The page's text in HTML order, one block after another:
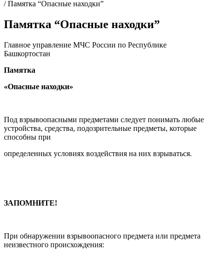
/Памятка “Опасные находки”
Памятка “Опасные находки”
Главное управление МЧС России по Республике
Башкортостан
Памятка
«Опасные находки»
Под взрывоопасными предметами следует понимать любые
устройства, средства, подозрительные предметы, которые
способны при
определенных условиях воздействия на них взрываться.
ЗАПОМНИТЕ!
При обнаружении взрывоопасного предмета или предмета
неизвестного происхождения: